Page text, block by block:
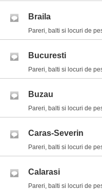
Braila
Pareri, balti si locuri de
Bucuresti
Pareri, balti si locuri de
Buzau
Pareri, balti si locuri de
Caras-Severin
Pareri, balti si locuri de
Calarasi
Pareri, balti si locuri de